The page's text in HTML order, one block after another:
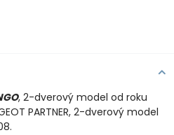
, 2-dverový model od roku
PARTNER, 2-dverový model